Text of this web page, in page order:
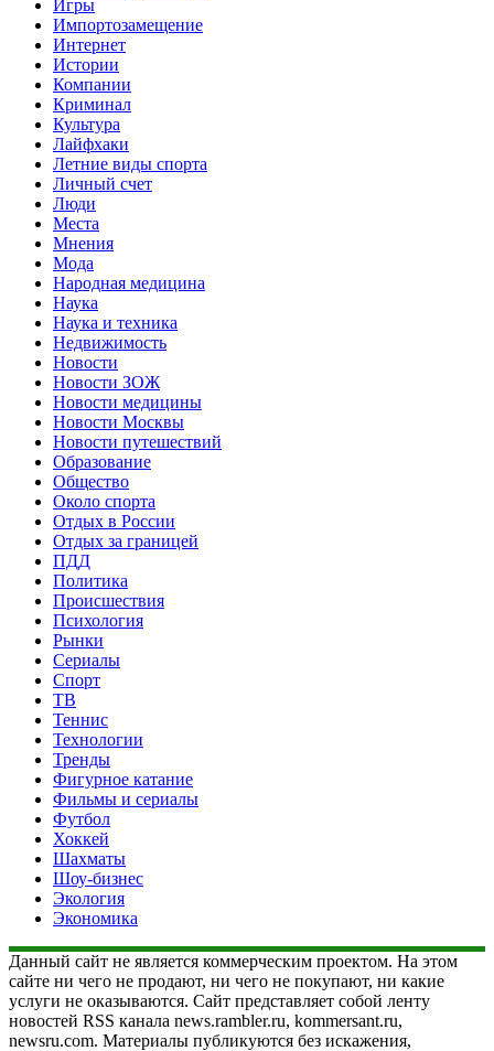
Игры
Импортозамещение
Интернет
Истории
Компании
Криминал
Культура
Лайфхаки
Летние виды спорта
Личный счет
Люди
Места
Мнения
Мода
Народная медицина
Наука
Наука и техника
Недвижимость
Новости
Новости ЗОЖ
Новости медицины
Новости Москвы
Новости путешествий
Образование
Общество
Около спорта
Отдых в России
Отдых за границей
ПДД
Политика
Происшествия
Психология
Рынки
Сериалы
Спорт
ТВ
Теннис
Технологии
Тренды
Фигурное катание
Фильмы и сериалы
Футбол
Хоккей
Шахматы
Шоу-бизнес
Экология
Экономика
Данный сайт не является коммерческим проектом. На этом
сайте ни чего не продают, ни чего не покупают, ни какие
услуги не оказываются. Сайт представляет собой ленту
новостей RSS канала news.rambler.ru, kommersant.ru,
newsru.com. Материалы публикуются без искажения,